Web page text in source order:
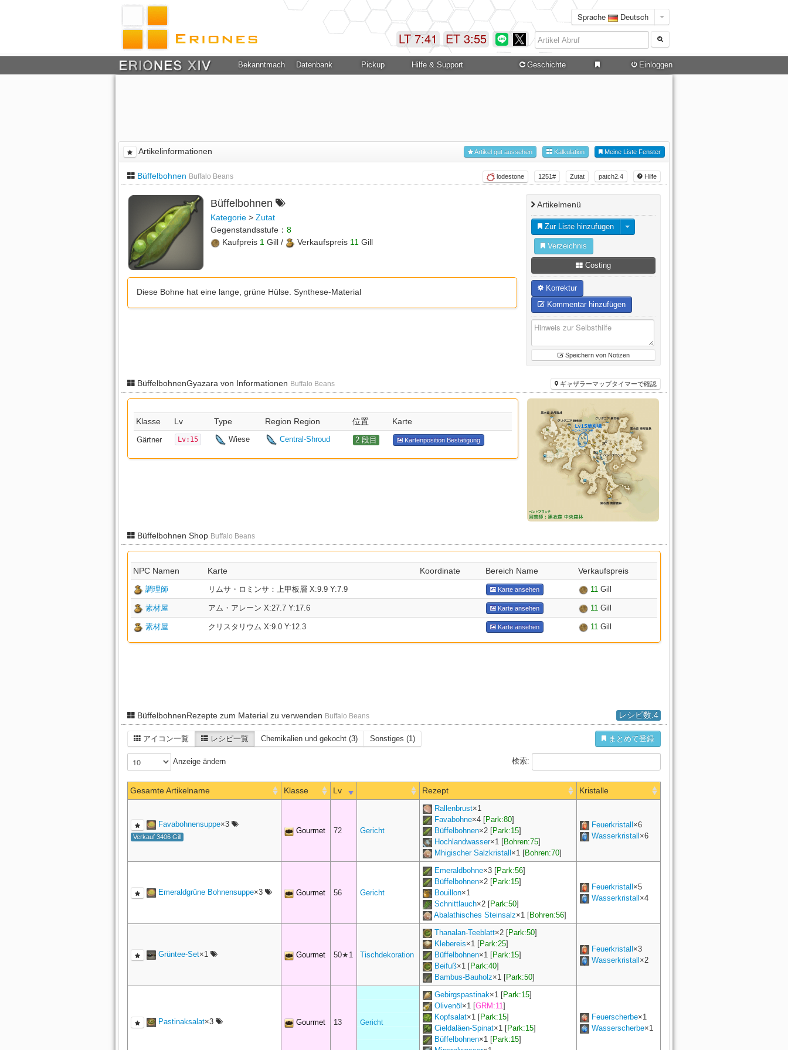
Sprache Deutsch
ET 3:55
LT 7:41
Bekanntmachung Datenbank Pickup Hilfe & Support Geschichte Einloggen
Artikelinformationen Meine Liste Fenster
Kalkulation
Artikel gut aussehen
Büffelbohnen Buffalo Beans Hilfe
patch2.4
Zutat
1251#
lodestone
Büffelbohnen
Kategorie > Zutat
Gegenstandsstufe： 8
Kaufpreis 1 Gill / Verkaufspreis 11 Gill
Diese Bohne hat eine lange, grüne Hülse. Synthese-Material
Artikelmenü
Zur Liste hinzufügen
Verzeichnis
Costing
Korrektur
Kommentar hinzufügen
Speichern von Notizen
BüffelbohnenGyazara von Informationen Buffalo Beans ギャザラーマップタイマーで確認
Klasse Lv Type Region Region 位置 Karte
Gärtner Lv:15 Wiese Central-Shroud 2 段目 Kartenposition Bestätigung
Büffelbohnen Shop Buffalo Beans
NPC Namen Karte Koordinate Bereich Name Verkaufspreis
調理師 リムサ・ロミンサ：上甲板層 X:9.9 Y:7.9 Karte ansehen 11 Gill
素材屋 アム・アレーン X:27.7 Y:17.6 Karte ansehen 11 Gill
素材屋 クリスタリウム X:9.0 Y:12.3 Karte ansehen 11 Gill
BüffelbohnenRezepte zum Material zu verwenden Buffalo Beans レシピ数:4
アイコン一覧 レシピ一覧 Chemikalien und gekocht (3) Sonstiges (1) まとめて登録
Anzeige ändern 検索:
Gesamte Artikelname Klasse Lv Rezept Kristalle
Favabohnensuppe×3
Verkauf 3406 Gill
Gourmet 72 Gericht
Rallenbrust×1
Favabohne×4 [Park:80]
Büffelbohnen×2 [Park:15]
Hochlandwasser×1 [Bohren:75]
Mhigischer Salzkristall ×1 [Bohren:70]
Feuerkristall ×6
Wasserkristall ×6
Emeraldgrüne Bohnensuppe×3 Gourmet 56 Gericht
Emeraldbohne×3 [Park:56]
Büffelbohnen×2 [Park:15]
Bouillon×1
Schnittlauch×2 [Park:50]
Abalathisches Steinsalz×1 [Bohren:56]
Feuerkristall ×5
Wasserkristall ×4
Grüntee-Set×1 Gourmet 50★1 Tischdekoration
Thanalan-Teeblatt×2 [Park:50]
Klebereis×1 [Park:25]
Büffelbohnen×1 [Park:15]
Beifuß×1 [Park:40]
Bambus-Bauholz×1 [Park:50]
Feuerkristall ×3
Wasserkristall ×2
Pastinaksalat×3 Gourmet 13 Gericht
Gebirgspastinak×1 [Park:15]
Olivenöl ×1 [GRM:11]
Kopfsalat×1 [Park:15]
Cieldaläen-Spinat×1 [Park:15]
Büffelbohnen×1 [Park:15]
Feuerscherbe×1
Wasserscherbe×1